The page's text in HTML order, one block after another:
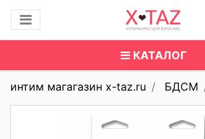
КАТАЛОГ
интим магагазин x-taz.ru БДСМ